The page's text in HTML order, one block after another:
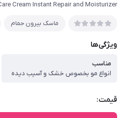
Cream Instant Repair and Moisturizer
ماسک بیرون حمام
ویژگی‌ها
مناسب
انواع مو بخصوص خشک و آسیب دیده
قیمت: